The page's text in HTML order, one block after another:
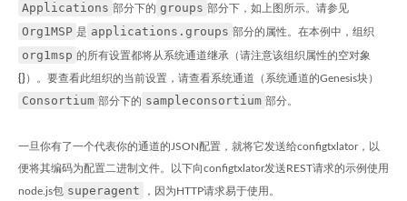
Applications 部分下的 groups 部分下，如上图所示。请参见
Org1MSP 是 applications.groups 部分的属性。在本例中，组织
org1msp 的所有设置都将从系统通道继承（请注意该组织属性的空对象
{}）。要查看此组织的当前设置，请查看系统通道（系统通道的Genesis块）
Consortium 部分下的 sampleconsortium 部分。
一旦你有了一个代表你的通道的JSON配置，就将它发送给configtxlator，以
便将其编码为配置二进制文件。以下向configtxlator发送REST请求的示例使用
node.js包 superagent ，因为HTTP请求易于使用。